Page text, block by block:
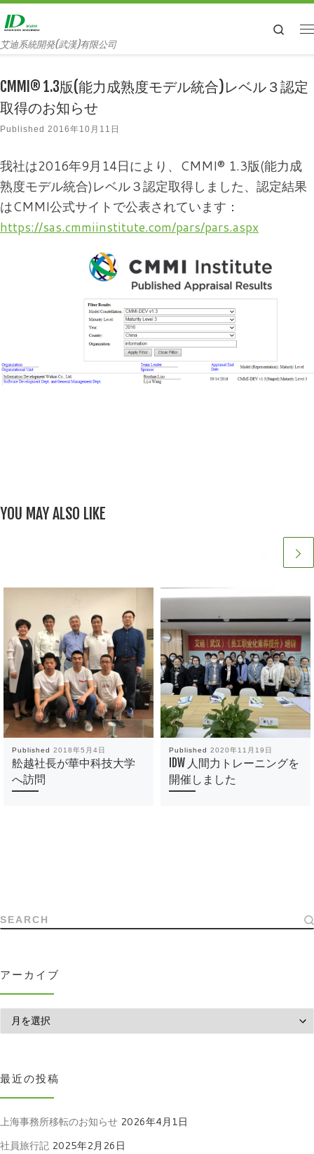
艾迪系統開発(武漢)有限公司
CMMI® 1.3版(能力成熟度モデル統合)レベル３認定
取得のお知らせ
Published 2016年10月11日
我社は2016年9月14日により、CMMI® 1.3版(能力成
熟度モデル統合)レベル３認定取得しました、認定結果
はCMMI公式サイトで公表されています：
https://sas.cmmiinstitute.com/pars/pars.aspx
YOU MAY ALSO LIKE
Published 2018年5月4日
舩越社長が華中科技大学
へ訪問
Published 2020年11月19日
IDW 人間力トレーニングを
開催しました
SEARCH
アーカイブ
最近の投稿
上海事務所移転のお知らせ 2026年4月1日
社員旅行記 2025年2月26日